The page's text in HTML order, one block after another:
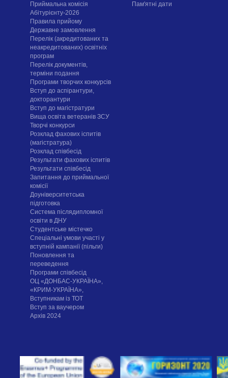
Приймальна комісія
Абітурієнту-2026
Правила прийому
Державне замовлення
Перелік (акредитованих та
неакредитованих) освітніх
програм
Перелік документів,
терміни подання
Програми творчих конкурсiв
Вступ до аспірантури,
докторантури
Вступ до магістратури
Вища освіта ветеранів ЗСУ
Творчі конкурси
Розклад фахових іспитів
(магістратура)
Розклад співбесід
Результати фахових іспитів
Результати співбесід
Запитання до приймальної
комісії
Доуніверситетська
підготовка
Система післядипломної
освіти в ДНУ
Cтудентське містечко
Спеціальні умови участі у
вступній кампанії (пільги)
Поновлення та
переведення
Програми співбесід
ОЦ «ДОНБАС-УКРАЇНА»,
«КРИМ-УКРАЇНА»,
Вступникам із ТОТ
Вступ за ваучером
Архів 2024
Пам'ятні дати